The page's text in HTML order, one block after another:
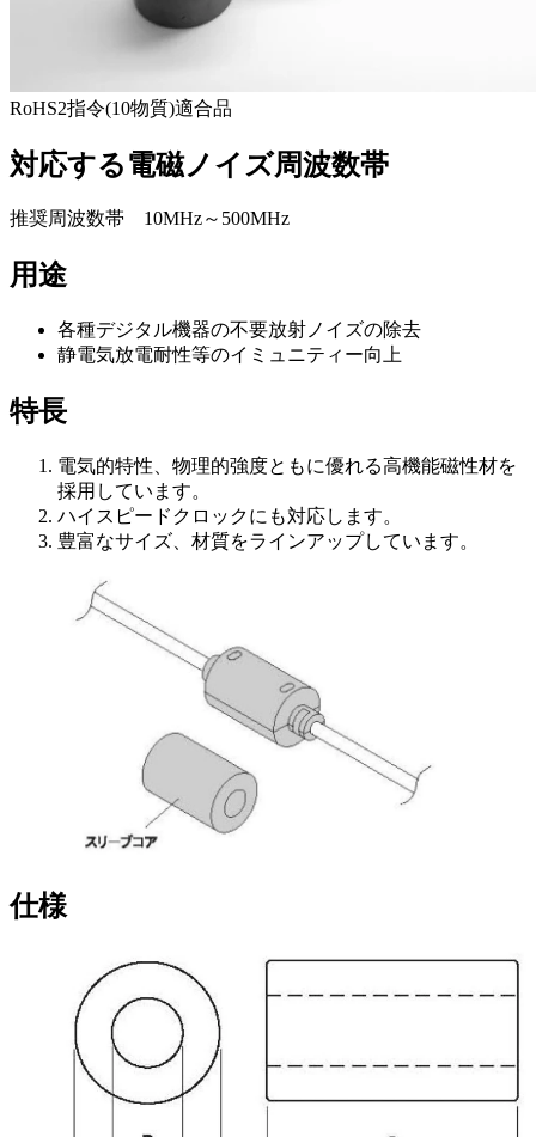
RoHS2指令(10物質)適合品
対応する電磁ノイズ周波数帯
推奨周波数帯 10MHz～500MHz
用途
各種デジタル機器の不要放射ノイズの除去
静電気放電耐性等のイミュニティー向上
特長
電気的特性、物理的強度ともに優れる高機能磁性材を
採用しています。
ハイスピードクロックにも対応します。
豊富なサイズ、材質をラインアップしています。
仕様